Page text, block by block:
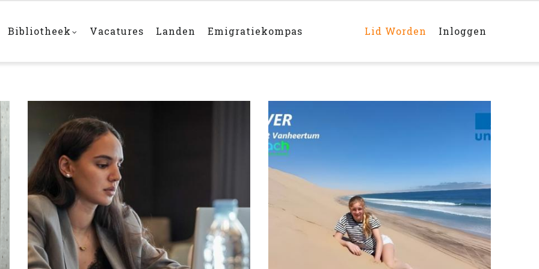
Bibliotheek Vacatures Landen Emigratiekompas
Main
rechts
Lid Worden Inloggen